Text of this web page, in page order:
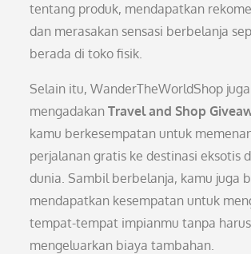
tentang produk, mendapatkan
dan merasakan sensasi berbelanja
berada di toko fisik.
Selain itu, WanderTheWorldShop
mengadakanTravel and Shop
kamu berkesempatan untuk
perjalanan gratis ke destinasi eksotis
dunia. Sambil berbelanja, kamu juga
mendapatkan kesempatan untuk
tempat-tempat impianmu tanpa harus
mengeluarkan biaya tambahan.